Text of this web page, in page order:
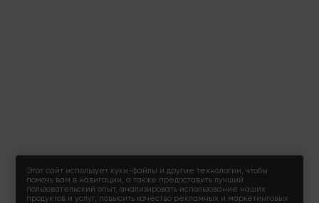
Этот сайт использует куки-файлы и другие технологии, чтобы
помочь вам в навигации, а также предоставить лучший
пользовательский опыт, анализировать использование наших
продуктов и услуг, повысить качество рекламных и маркетинговых